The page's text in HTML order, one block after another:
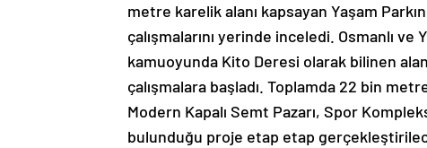
metre karelik alanı kapsayan Yaşam
çalışmalarını yerinde inceledi. Osmanlı
kamuoyunda Kito Deresi olarak bilinen
çalışmalara başladı. Toplamda 22 bin
Modern Kapalı Semt Pazarı, Spor
bulunduğu proje etap etap